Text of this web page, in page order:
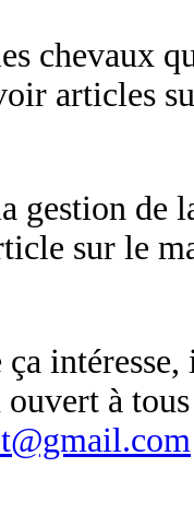
chevaux
articles
gestion de
sur le
à